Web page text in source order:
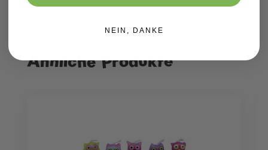
Ähnliche Produkte
NEIN, DANKE